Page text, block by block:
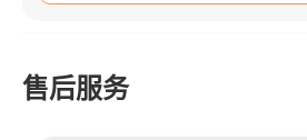
售后服务